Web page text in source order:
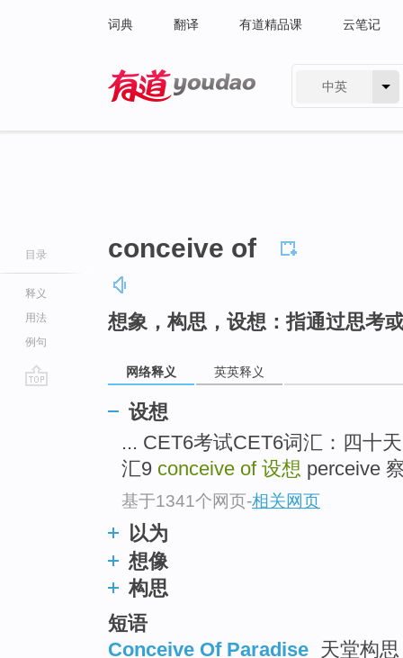
词典 翻译 有道精品课 云笔记
中英
目录
释义
用法
例句
conceive of
想象，构思，设想：指通过思考
网络释义 英英释义
设想
... CET6考试CET6词汇：四十
汇9 conceive of 设想 perceive
基于1341个网页-相关网页
以为
想像
构思
短语
Conceive Of Paradise 天堂构思